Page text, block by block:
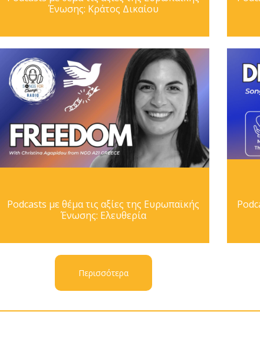
Ένωσης: Κράτος Δικαίου
Podcasts με θέμα τις αξίες της Ευρωπαϊκής
Ένωσης: Ελευθερία
Περισσότερα